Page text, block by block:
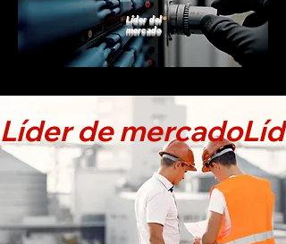
Líder del
mercado
Líder de mercado